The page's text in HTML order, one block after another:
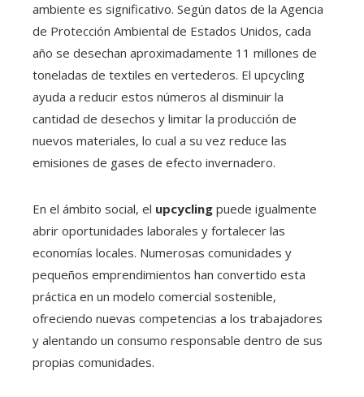
ambiente es significativo. Según datos de la Agencia
de Protección Ambiental de Estados Unidos, cada
año se desechan aproximadamente 11 millones de
toneladas de textiles en vertederos. El upcycling
ayuda a reducir estos números al disminuir la
cantidad de desechos y limitar la producción de
nuevos materiales, lo cual a su vez reduce las
emisiones de gases de efecto invernadero.
En el ámbito social, el upcycling puede igualmente
abrir oportunidades laborales y fortalecer las
economías locales. Numerosas comunidades y
pequeños emprendimientos han convertido esta
práctica en un modelo comercial sostenible,
ofreciendo nuevas competencias a los trabajadores
y alentando un consumo responsable dentro de sus
propias comunidades.